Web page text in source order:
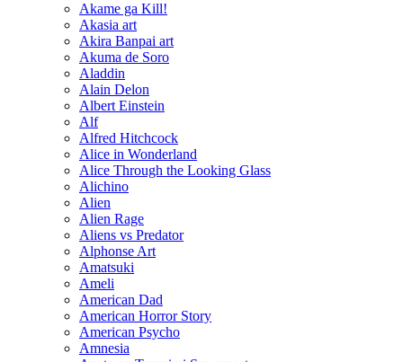
Akame ga Kill!
Akasia art
Akira Banpai art
Akuma de Soro
Aladdin
Alain Delon
Albert Einstein
Alf
Alfred Hitchcock
Alice in Wonderland
Alice Through the Looking Glass
Alichino
Alien
Alien Rage
Aliens vs Predator
Alphonse Art
Amatsuki
Ameli
American Dad
American Horror Story
American Psycho
Amnesia